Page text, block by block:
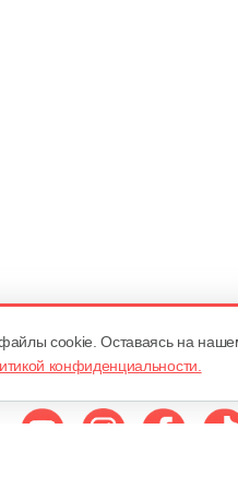
файлы cookie. Оставаясь на
конфиденциальности.